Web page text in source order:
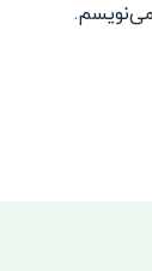
می‌نویسم.